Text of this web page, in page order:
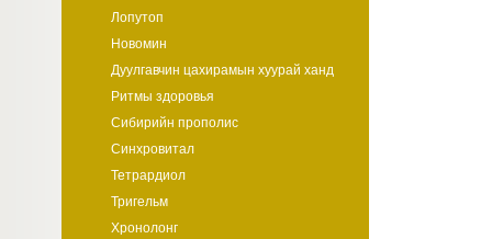
Лопутоп
Новомин
Дуулгавчин цахирамын хуурай ханд
Ритмы здоровья
Сибирийн прополис
Синхровитал
Тетрардиол
Тригельм
Хронолонг